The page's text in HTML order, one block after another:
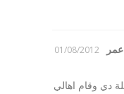
01/08/2012
دي وقام اهالي